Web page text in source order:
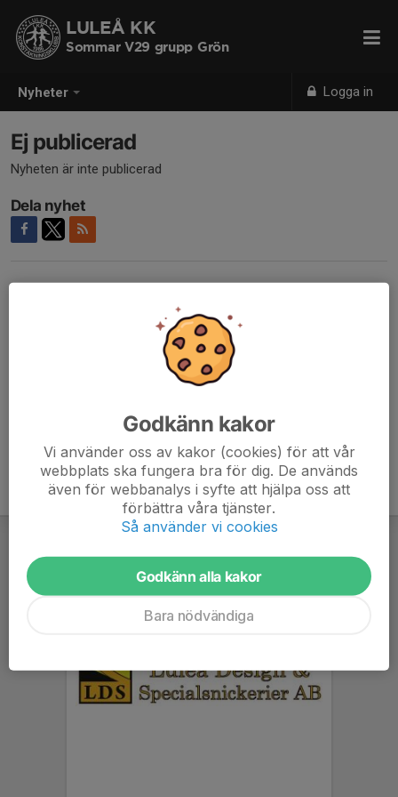
Nyheter Logga in
LULEÅ KK
Sommar V29 grupp Grön
Ej publicerad
Nyheten är inte publicerad
Dela nyhet
Det finns inga tidigare nyheter
Godkänn kakor
Vi använder oss av kakor (cookies) för att vår
webbplats ska fungera bra för dig. De används
även för webbanalys i syfte att hjälpa oss att
förbättra våra tjänster.
Så använder vi cookies
Godkänn alla kakor
Bara nödvändiga